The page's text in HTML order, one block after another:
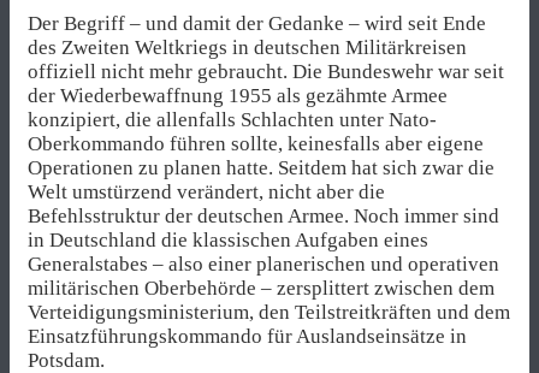
Der Begriff – und damit der Gedanke – wird seit Ende
des Zweiten Weltkriegs in deutschen Militärkreisen
offiziell nicht mehr gebraucht. Die Bundeswehr war seit
der Wiederbewaffnung 1955 als gezähmte Armee
konzipiert, die allenfalls Schlachten unter Nato-
Oberkommando führen sollte, keinesfalls aber eigene
Operationen zu planen hatte. Seitdem hat sich zwar die
Welt umstürzend verändert, nicht aber die
Befehlsstruktur der deutschen Armee. Noch immer sind
in Deutschland die klassischen Aufgaben eines
Generalstabes – also einer planerischen und operativen
militärischen Oberbehörde – zersplittert zwischen dem
Verteidigungsministerium, den Teilstreitkräften und dem
Einsatzführungskommando für Auslandseinsätze in
Potsdam.